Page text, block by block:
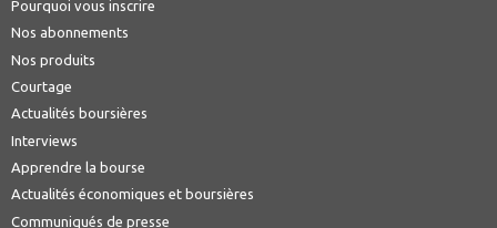
Pourquoi vous inscrire
Nos abonnements
Nos produits
Courtage
Actualités boursières
Interviews
Apprendre la bourse
Actualités économiques et boursières
Communiqués de presse